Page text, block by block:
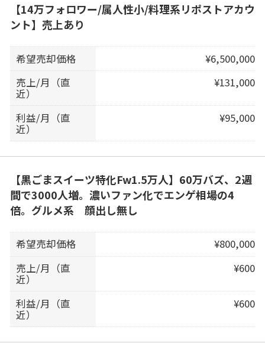
【14万フォロワー/属人性小/料理系リポストアカウ
ント】売上あり
希望売却価格
¥6,500,000
売上/月（直
近）
¥131,000
利益/月（直
近）
¥95,000
【黒ごまスイーツ特化Fw1.5万人】60万バズ、2週
間で3000人増。濃いファン化でエンゲ相場の4
倍。グルメ系 顔出し無し
希望売却価格
¥800,000
売上/月（直
近）
¥600
利益/月（直
近）
¥600